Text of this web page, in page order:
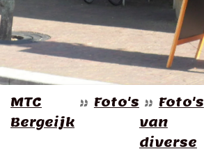
MTC
Bergeijk
» Foto's » Foto's
van
diverse